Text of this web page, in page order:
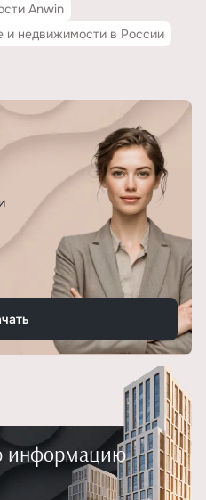
Anwin
и недвижимости в России
информацию